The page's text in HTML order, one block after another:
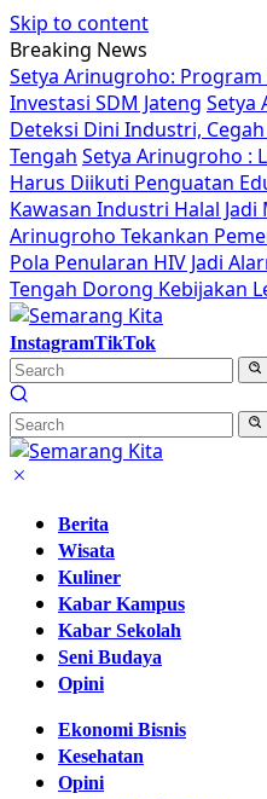
Skip to content
Breaking News
Setya Arinugroho: Program
Investasi SDM Jateng Setya
Deteksi Dini Industri,
Tengah Setya Arinugroho :
Harus Diikuti Penguatan
Kawasan Industri Halal
Arinugroho Tekankan
Pola Penularan HIV Jadi
Tengah Dorong Kebijakan
InstagramTikTok
Berita
Wisata
Kuliner
Kabar Kampus
Kabar Sekolah
Seni Budaya
Opini
Ekonomi Bisnis
Kesehatan
Opini